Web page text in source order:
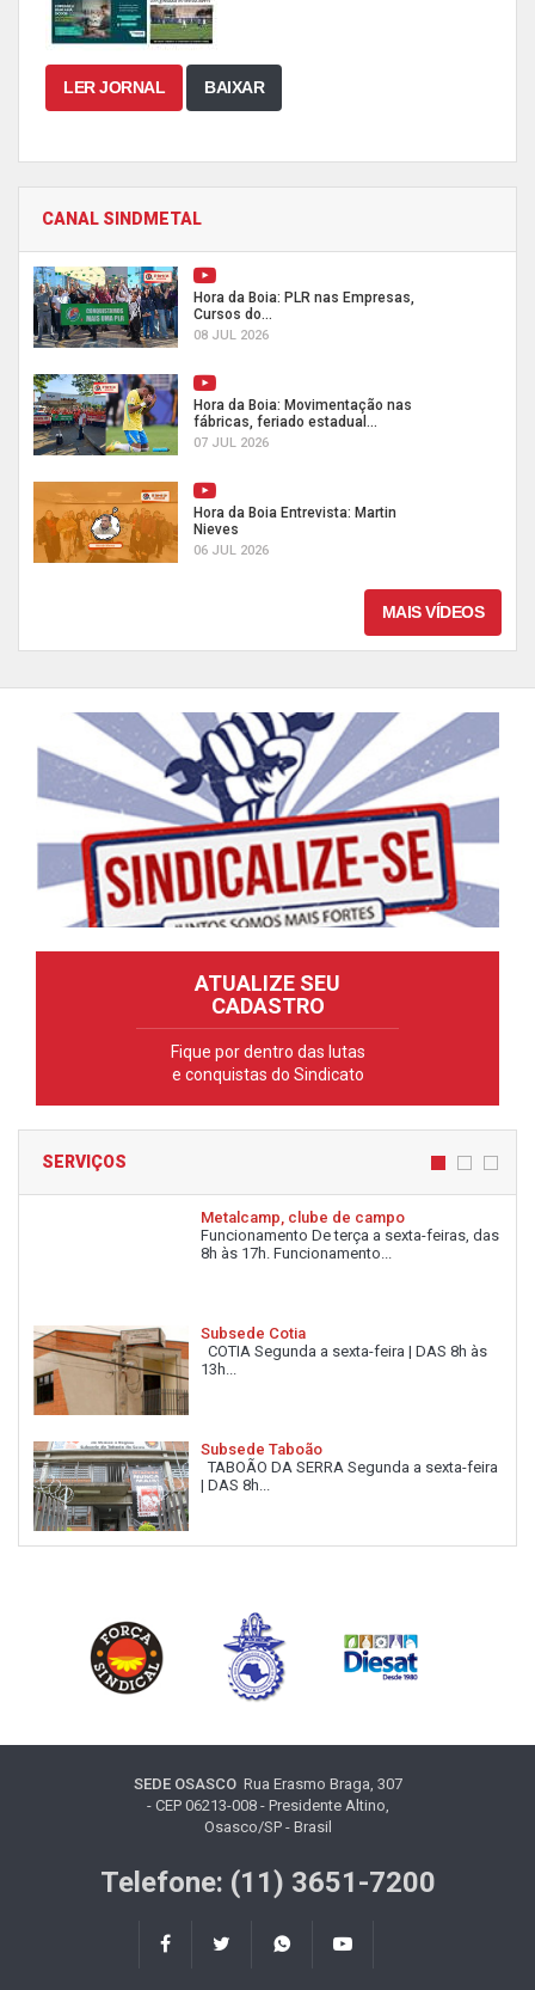
LER JORNAL BAIXAR
CANAL SINDMETAL
Hora da Boia: PLR nas Empresas,
Cursos do...
08 JUL 2026
Hora da Boia: Movimentação nas
fábricas, feriado estadual...
07 JUL 2026
Hora da Boia Entrevista: Martin
Nieves
06 JUL 2026
MAIS VÍDEOS
ATUALIZE SEU
CADASTRO
Fique por dentro das lutas
e conquistas do Sindicato
SERVIÇOS
Metalcamp, clube de campo
Funcionamento De terça a sexta-feiras, das
8h às 17h. Funcionamento...
Subsede Cotia
COTIA Segunda a sexta-feira | DAS 8h às
13h...
Subsede Taboão
TABOÃO DA SERRA Segunda a sexta-feira
| DAS 8h...
SEDE OSASCORua Erasmo Braga, 307
- CEP 06213-008 - Presidente Altino,
Osasco/SP - Brasil
Telefone: (11) 3651-7200